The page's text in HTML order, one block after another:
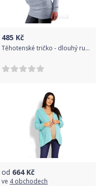
485 Kč
Těhotenské tričko - dlouhý rukáv - NELLY - šedé velikost S/M
od 664Kč
ve 4 obchodech